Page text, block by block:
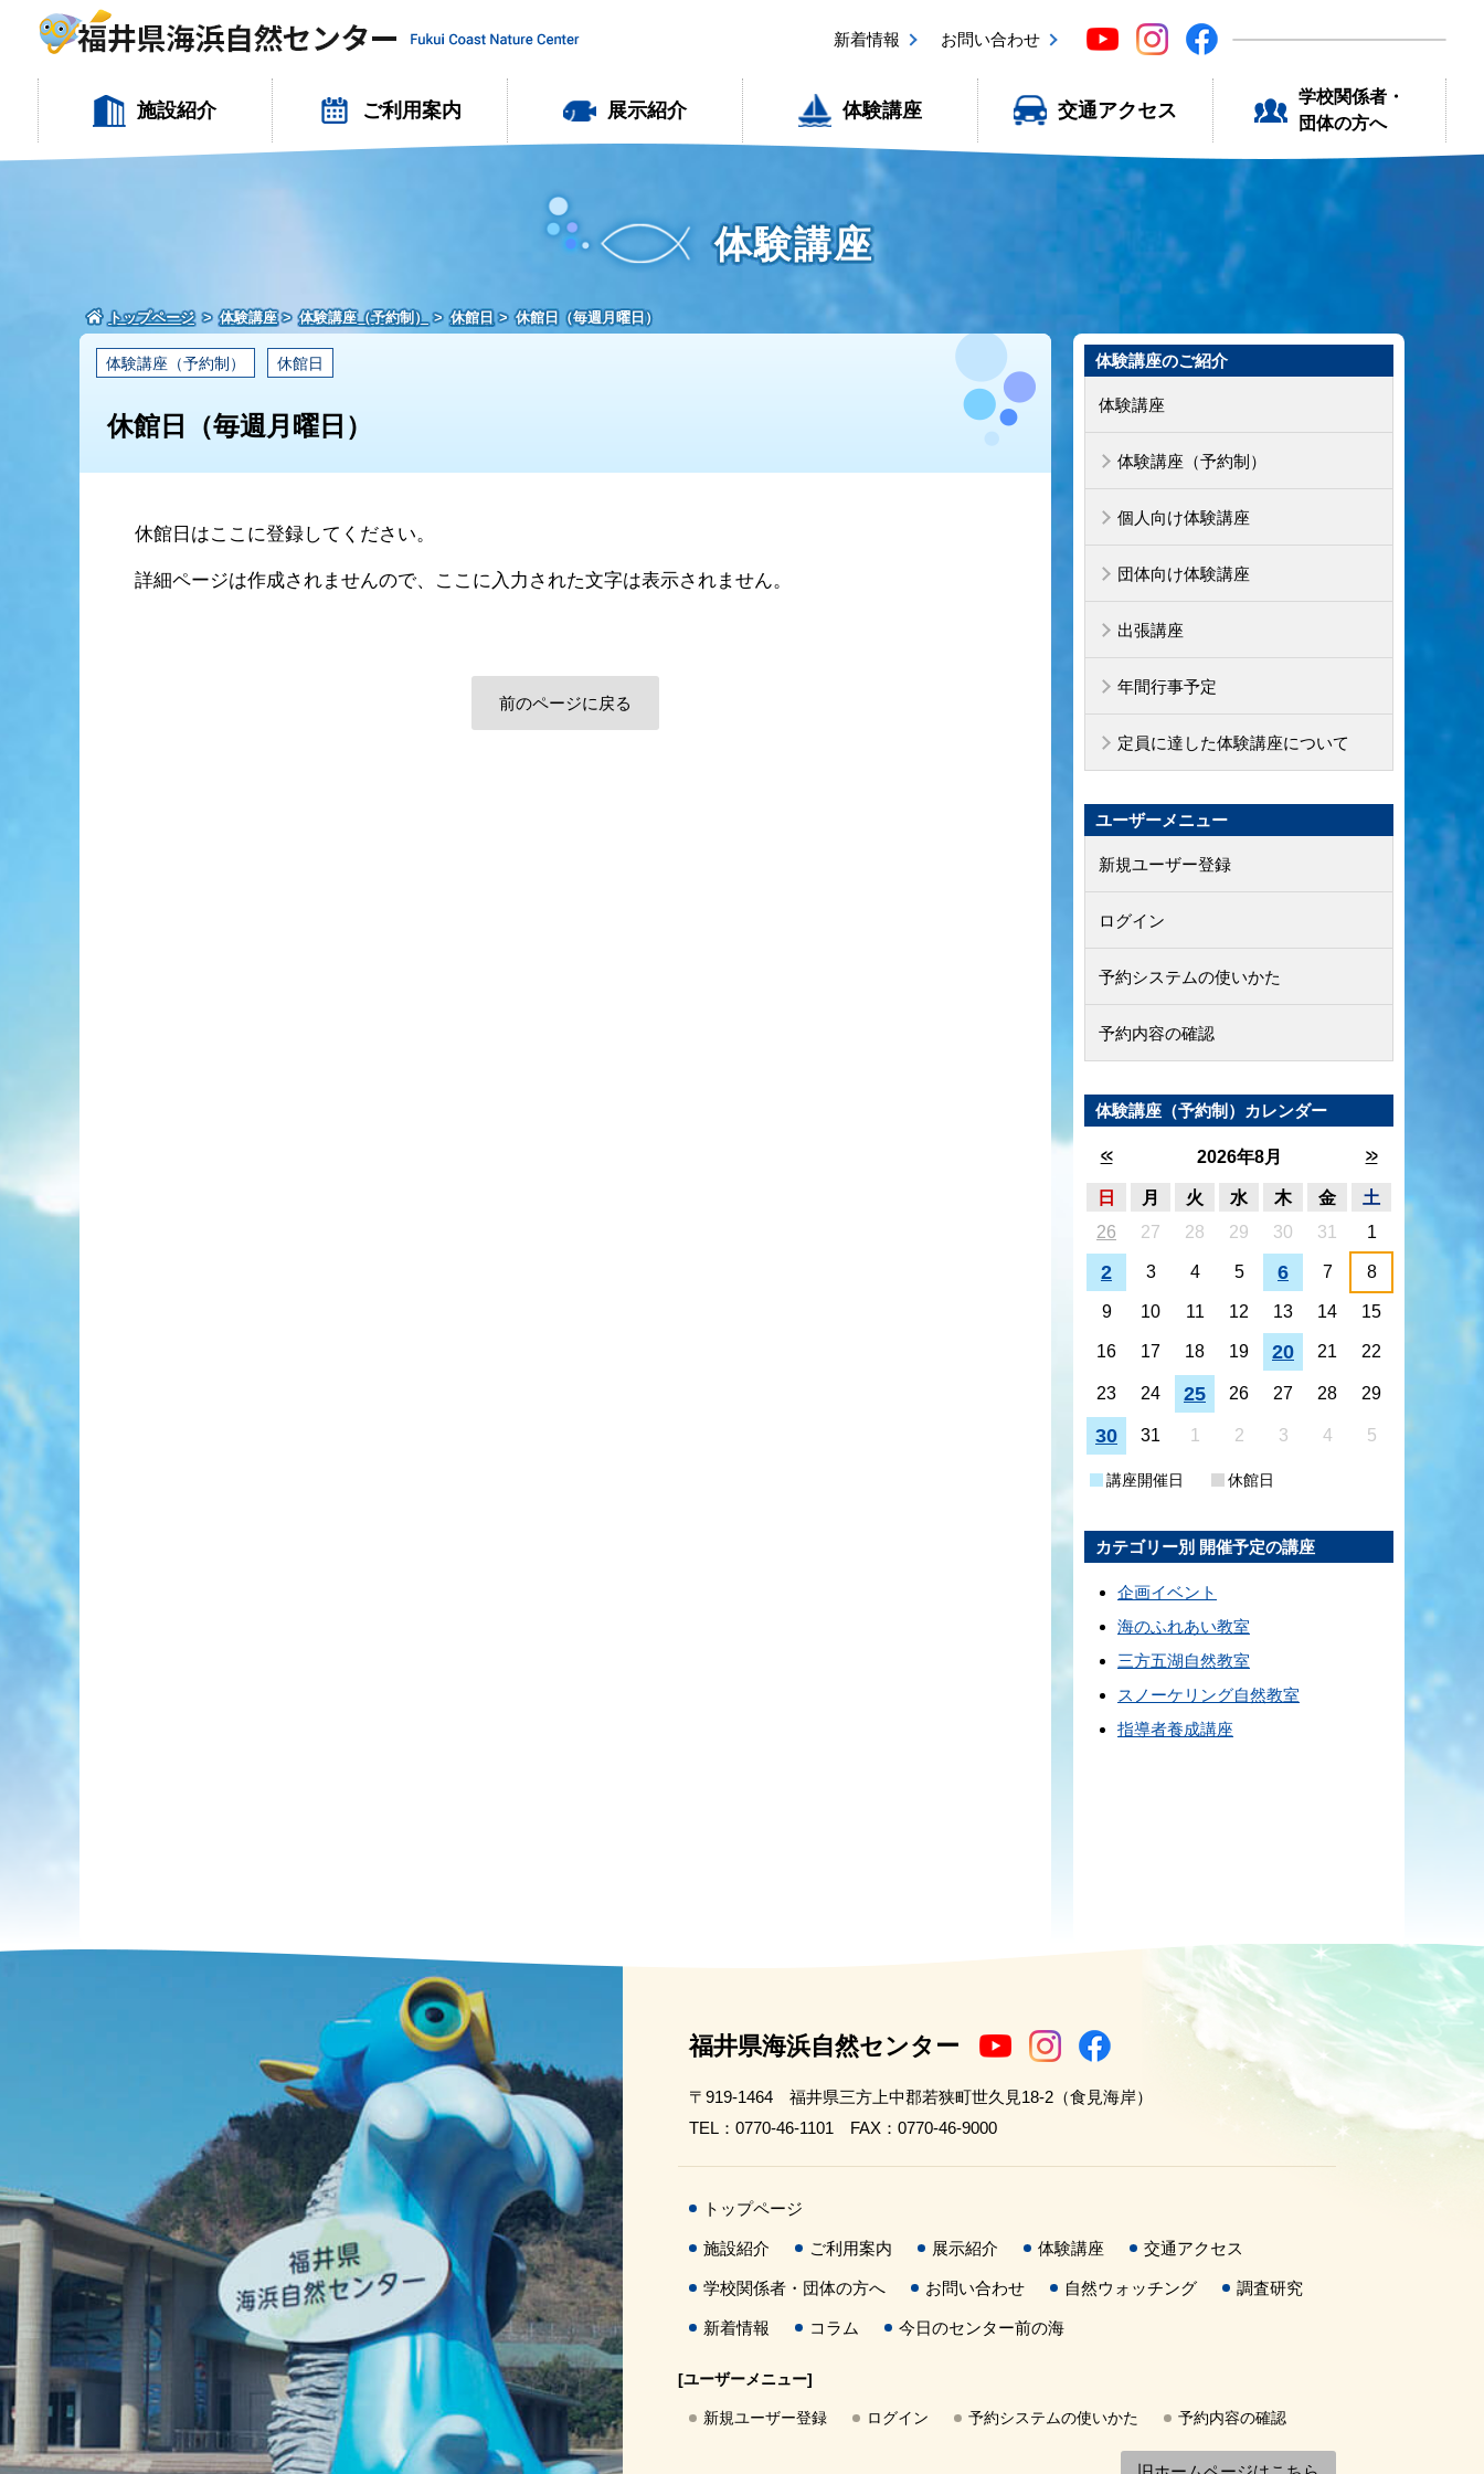
新着情報 お問い合わせ
施設紹介 ご利用案内 展示紹介 体験講座 交通アクセス
学校関係者・
団体の方へ
体験講座
トップページ 体験講座 体験講座（予約制） 休館日 休館日（毎週月曜日）
体験講座（予約制） 休館日
休館日（毎週月曜日）
休館日はここに登録してください。
詳細ページは作成されませんので、ここに入力された文字は表示されません。
前のページに戻る
体験講座のご紹介
体験講座
体験講座（予約制）
個人向け体験講座
団体向け体験講座
出張講座
年間行事予定
定員に達した体験講座について
ユーザーメニュー
新規ユーザー登録
ログイン
予約システムの使いかた
予約内容の確認
体験講座（予約制）カレンダー
<< 2026年8月 >>
日 月 火 水 木 金
土
26
27 28 29 30 31 1
2 3 4 5 6 7 8
9 10 11 12 13 14 15
16 17 18 19 20 21 22
23 24 25 26 27 28 29
30 31 1 2 3 4 5
講座開催日 休館日
カテゴリー別 開催予定の講座
企画イベント
海のふれあい教室
三方五湖自然教室
スノーケリング自然教室
指導者養成講座
福井県海浜自然センター
〒919-1464 福井県三方上中郡若狭町世久見18-2（食見海岸）
TEL：0770-46-1101 FAX：0770-46-9000
トップページ
施設紹介 ご利用案内 展示紹介 体験講座 交通アクセス
学校関係者・団体の方へ お問い合わせ 自然ウォッチング 調査研究
新着情報 コラム 今日のセンター前の海
[ユーザーメニュー]
新規ユーザー登録 ログイン 予約システムの使いかた 予約内容の確認